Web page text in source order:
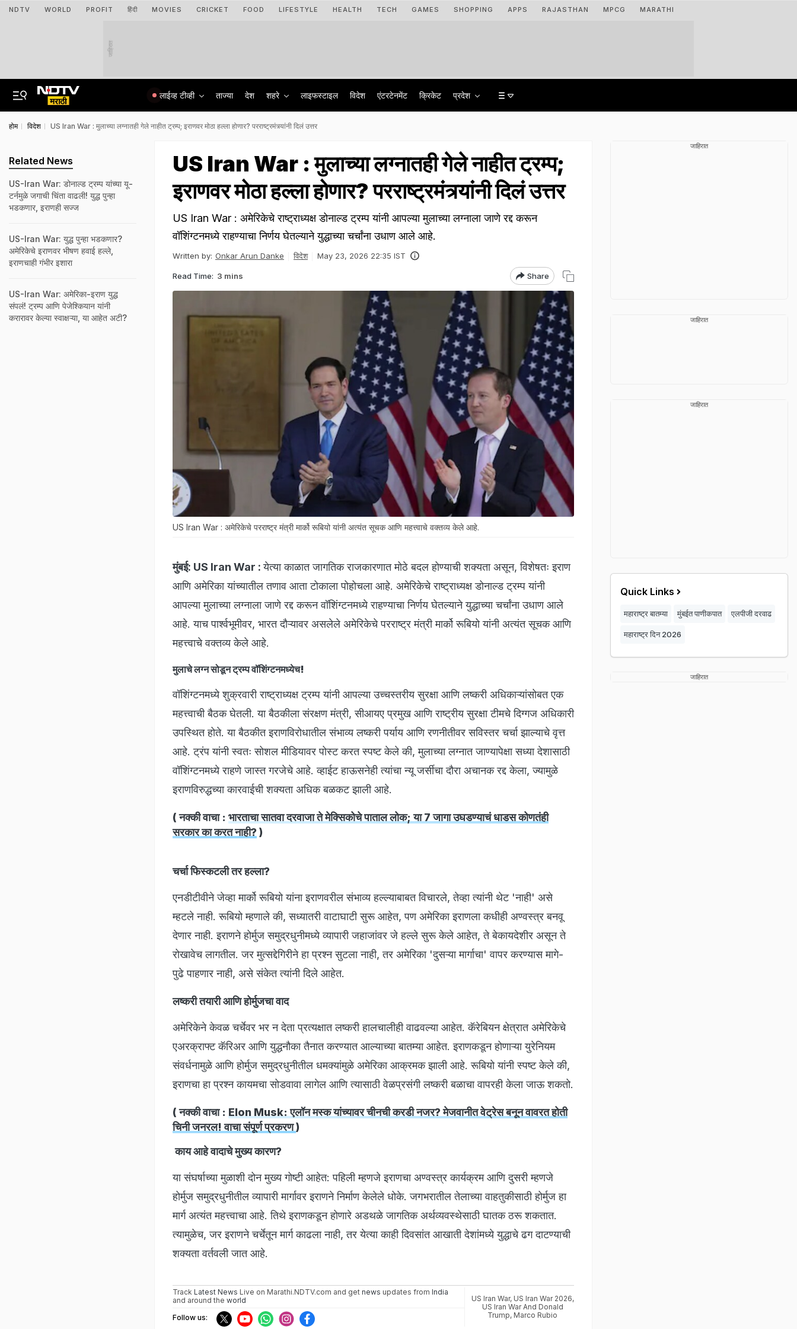
NDTV WORLD PROFIT हिंदी MOVIES CRICKET FOOD LIFESTYLE HEALTH TECH GAMES SHOPPING APPS RAJASTHAN MPCG MARATHI
जाहिरात
लाईव्ह टीव्ही ताज्या देश शहरे लाइफस्टाइल विदेश एंटरटेनमेंट क्रिकेट प्रदेश
होम विदेश US Iran War : मुलाच्या लग्नातही गेले नाहीत ट्रम्प; इराणवर मोठा हल्ला होणार? परराष्ट्रमंत्र्यांनी दिलं उत्तर
US Iran War : मुलाच्या लग्नातही गेले नाहीत ट्रम्प;
इराणवर मोठा हल्ला होणार? परराष्ट्रमंत्र्यांनी दिलं उत्तर
US Iran War : अमेरिकेचे राष्ट्राध्यक्ष डोनाल्ड ट्रम्प यांनी आपल्या मुलाच्या लग्नाला जाणे रद्द करून
वॉशिंग्टनमध्ये राहण्याचा निर्णय घेतल्याने युद्धाच्या चर्चांना उधाण आले आहे.
Written by: Onkar Arun Danke विदेश May 23, 2026 22:35 IST
Read Time: 3 mins Share
US Iran War : अमेरिकेचे परराष्ट्र मंत्री मार्को रूबियो यांनी अत्यंत सूचक आणि महत्त्वाचे वक्तव्य केले आहे.
मुंबई: US Iran War :येत्या काळात जागतिक राजकारणात मोठे बदल होण्याची शक्यता असून, विशेषतः इराण
आणि अमेरिका यांच्यातील तणाव आता टोकाला पोहोचला आहे. अमेरिकेचे राष्ट्राध्यक्ष डोनाल्ड ट्रम्प यांनी
आपल्या मुलाच्या लग्नाला जाणे रद्द करून वॉशिंग्टनमध्ये राहण्याचा निर्णय घेतल्याने युद्धाच्या चर्चांना उधाण आले
आहे. याच पार्श्वभूमीवर, भारत दौऱ्यावर असलेले अमेरिकेचे परराष्ट्र मंत्री मार्को रूबियो यांनी अत्यंत सूचक आणि
महत्त्वाचे वक्तव्य केले आहे.
मुलाचे लग्न सोडून ट्रम्प वॉशिंग्टनमध्येच!
वॉशिंग्टनमध्ये शुक्रवारी राष्ट्राध्यक्ष ट्रम्प यांनी आपल्या उच्चस्तरीय सुरक्षा आणि लष्करी अधिकाऱ्यांसोबत एक
महत्त्वाची बैठक घेतली. या बैठकीला संरक्षण मंत्री, सीआयए प्रमुख आणि राष्ट्रीय सुरक्षा टीमचे दिग्गज अधिकारी
उपस्थित होते. या बैठकीत इराणविरोधातील संभाव्य लष्करी पर्याय आणि रणनीतीवर सविस्तर चर्चा झाल्याचे वृत्त
आहे. ट्रंप यांनी स्वतः सोशल मीडियावर पोस्ट करत स्पष्ट केले की, मुलाच्या लग्नात जाण्यापेक्षा सध्या देशासाठी
वॉशिंग्टनमध्ये राहणे जास्त गरजेचे आहे. व्हाईट हाऊसनेही त्यांचा न्यू जर्सीचा दौरा अचानक रद्द केला, ज्यामुळे
इराणविरुद्धच्या कारवाईची शक्यता अधिक बळकट झाली आहे.
( नक्की वाचा : भारताचा सातवा दरवाजा ते मेक्सिकोचे पाताल लोक; या 7 जागा उघडण्याचं धाडस कोणतंही
सरकार का करत नाही? )
चर्चा फिस्कटली तर हल्ला?
एनडीटीवीने जेव्हा मार्को रूबियो यांना इराणवरील संभाव्य हल्ल्याबाबत विचारले, तेव्हा त्यांनी थेट 'नाही' असे
म्हटले नाही. रूबियो म्हणाले की, सध्यातरी वाटाघाटी सुरू आहेत, पण अमेरिका इराणला कधीही अण्वस्त्र बनवू
देणार नाही. इराणने होर्मुज समुद्रधुनीमध्ये व्यापारी जहाजांवर जे हल्ले सुरू केले आहेत, ते बेकायदेशीर असून ते
रोखावेच लागतील. जर मुत्सद्देगिरीने हा प्रश्न सुटला नाही, तर अमेरिका 'दुसऱ्या मार्गाचा' वापर करण्यास मागे-
पुढे पाहणार नाही, असे संकेत त्यांनी दिले आहेत.
लष्करी तयारी आणि होर्मुजचा वाद
अमेरिकेने केवळ चर्चेवर भर न देता प्रत्यक्षात लष्करी हालचालीही वाढवल्या आहेत. कॅरेबियन क्षेत्रात अमेरिकेचे
एअरक्राफ्ट कॅरिअर आणि युद्धनौका तैनात करण्यात आल्याच्या बातम्या आहेत. इराणकडून होणाऱ्या युरेनियम
संवर्धनामुळे आणि होर्मुज समुद्रधुनीतील धमक्यांमुळे अमेरिका आक्रमक झाली आहे. रूबियो यांनी स्पष्ट केले की,
इराणचा हा प्रश्न कायमचा सोडवावा लागेल आणि त्यासाठी वेळप्रसंगी लष्करी बळाचा वापरही केला जाऊ शकतो.
( नक्की वाचा : Elon Musk: एलॉन मस्क यांच्यावर चीनची करडी नजर? मेजवानीत वेट्रेस बनून वावरत होती
चिनी जनरल! वाचा संपूर्ण प्रकरण)
काय आहे वादाचे मुख्य कारण?
या संघर्षाच्या मुळाशी दोन मुख्य गोष्टी आहेत: पहिली म्हणजे इराणचा अण्वस्त्र कार्यक्रम आणि दुसरी म्हणजे
होर्मुज समुद्रधुनीतील व्यापारी मार्गावर इराणने निर्माण केलेले धोके. जगभरातील तेलाच्या वाहतुकीसाठी होर्मुज हा
मार्ग अत्यंत महत्त्वाचा आहे. तिथे इराणकडून होणारे अडथळे जागतिक अर्थव्यवस्थेसाठी घातक ठरू शकतात.
त्यामुळेच, जर इराणने चर्चेतून मार्ग काढला नाही, तर येत्या काही दिवसांत आखाती देशांमध्ये युद्धाचे ढग दाटण्याची
शक्यता वर्तवली जात आहे.
Track Latest News Live on Marathi.NDTV.com and get news updates from India
and around the world
Follow us:
US Iran War, US Iran War 2026,
US Iran War And Donald
Trump, Marco Rubio
Related News
US-Iran War: डोनाल्ड ट्रम्प यांच्या यू-
टर्नमुळे जगाची चिंता वाढली! युद्ध पुन्हा
भडकणार, इराणही सज्ज
US-Iran War: युद्ध पुन्हा भडकणार?
अमेरिकेचे इराणवर भीषण हवाई हल्ले,
इराणचाही गंभीर इशारा
US-Iran War: अमेरिका-इराण युद्ध
संपलं! ट्रम्प आणि पेजेश्कियान यांनी
करारावर केल्या स्वाक्षऱ्या, या आहेत अटी?
जाहिरात
जाहिरात
जाहिरात
Quick Links
महाराष्ट्र बातम्या मुंबईत पाणीकपात एलपीजी दरवाढ
महाराष्ट्र दिन 2026
जाहिरात